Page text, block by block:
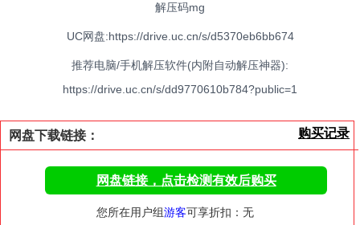
解压码mg
UC网盘:https://drive.uc.cn/s/d5370eb6bb674
推荐电脑/手机解压软件(内附自动解压神器):
https://drive.uc.cn/s/dd9770610b784?public=1
购买记录
网盘下载链接：
网盘链接，点击检测有效后购买
您所在用户组游客可享折扣：无